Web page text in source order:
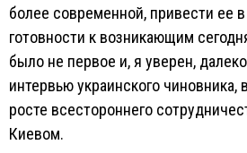
более современной, привести ее
готовности к возникающим
было не первое и, я уверен,
интервью украинского чиновника,
росте всестороннего
Киевом.